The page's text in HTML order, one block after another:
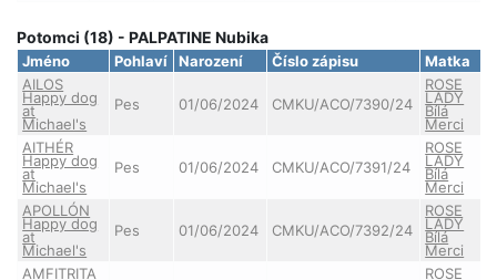
Potomci (18) - PALPATINE Nubika
Jméno Pohlaví Narození Číslo zápisu Matka
AILOS
Happy dog
at
Michael's
Pes 01/06/2024 CMKU/ACO/7390/24
ROSE
LADY
Bílá
Merci
AITHÉR
Happy dog
at
Michael's
Pes 01/06/2024 CMKU/ACO/7391/24
ROSE
LADY
Bílá
Merci
APOLLÓN
Happy dog
at
Michael's
Pes 01/06/2024 CMKU/ACO/7392/24
ROSE
LADY
Bílá
Merci
AMFITRITA
ROSE